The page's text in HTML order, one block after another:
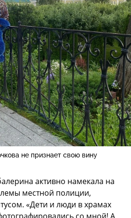
не признает свою вину
активно намекала на
местной полиции,
«Дети и люди в храмах